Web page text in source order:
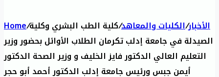
Home/ الأخبار/الكليات والمعاهد/كلية الطب البشري وكلية
الصيدلة في جامعة إدلب تكرمان الطلاب الأوائل بحضور وزير
التعليم العالي الدكتور فايز الخليف و وزير الصحة الدكتور
أيمن جبس ورئيس جامعة إدلب الدكتور أحمد أبو حجر